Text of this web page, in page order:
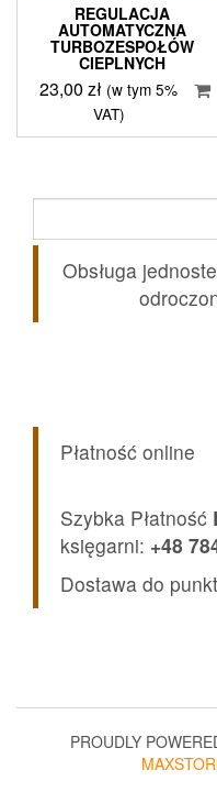
REGULACJA
AUTOMATYCZNA
TURBOZESPOŁÓW
CIEPLNYCH
23,00zł (w tym 5%
VAT)
Obsługa
Płatność online
Szybka Płatność
księgarni: +48
Dostawa do
PROUDLY